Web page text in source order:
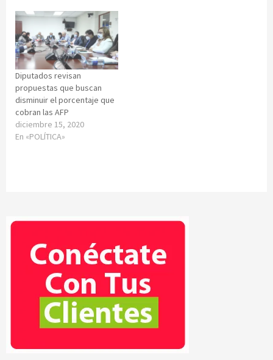
Diputados revisan
propuestas que buscan
disminuir el porcentaje que
cobran las AFP
diciembre 15, 2020
En «POLÍTICA»